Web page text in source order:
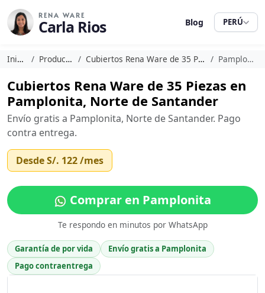
RENA WARE
Carla Rios Blog PERÚ
Inicio Productos Cubiertos Rena Ware de 35 Piezas Pamplonita
Cubiertos Rena Ware de 35 Piezas en
Pamplonita, Norte de Santander
Envío gratis a Pamplonita, Norte de Santander. Pago
contra entrega.
DesdeS/. 122/mes
Comprar en Pamplonita
Te respondo en minutos por WhatsApp
Garantía de por vida
Envío gratis a Pamplonita
Pago contraentrega